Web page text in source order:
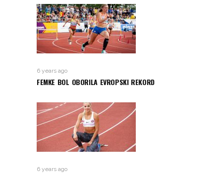
6 years ago
FEMKE BOL OBORILA EVROPSKI REKORD
6 years ago